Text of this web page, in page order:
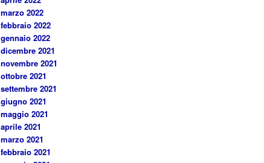
marzo 2022
febbraio 2022
gennaio 2022
dicembre 2021
novembre 2021
ottobre 2021
settembre 2021
giugno 2021
maggio 2021
aprile 2021
marzo 2021
febbraio 2021